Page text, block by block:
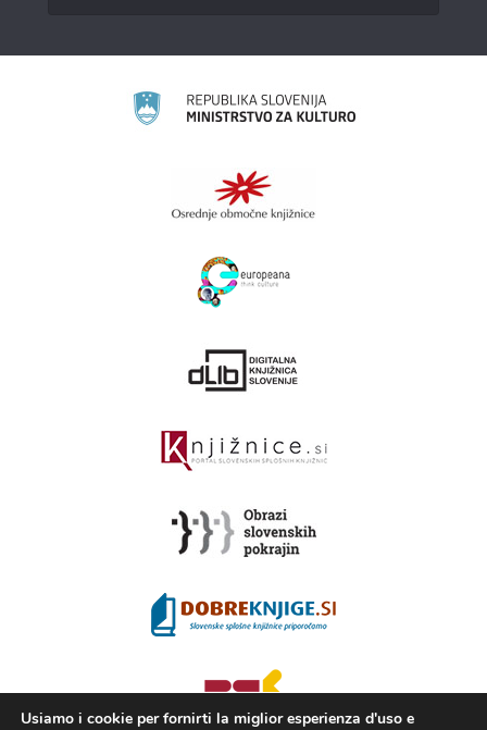
Usiamo i cookie per fornirti la miglior esperienza d'uso e